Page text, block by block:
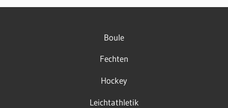
Boule
Fechten
Hockey
Leichtathletik